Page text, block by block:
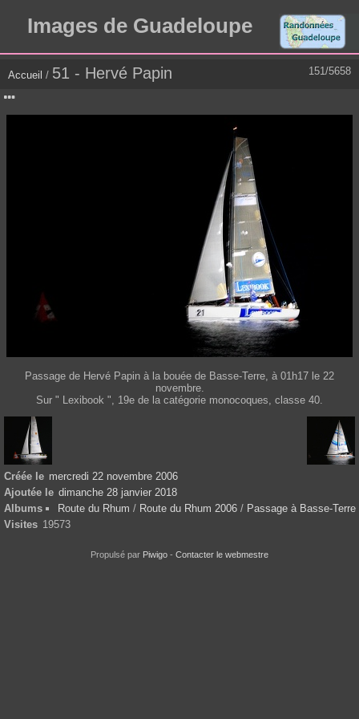
Images de Guadeloupe
151/5658
Accueil / 51 - Hervé Papin
Passage de Hervé Papin à la bouée de Basse-Terre, à 01h17 le 22
novembre.
Sur " Lexibook ", 19e de la catégorie monocoques, classe 40.
Créée le mercredi 22 novembre 2006
Ajoutée le dimanche 28 janvier 2018
Albums
Route du Rhum / Route du Rhum 2006 / Passage à Basse-Terre
Visites 19573
Propulsé par Piwigo - Contacter le webmestre